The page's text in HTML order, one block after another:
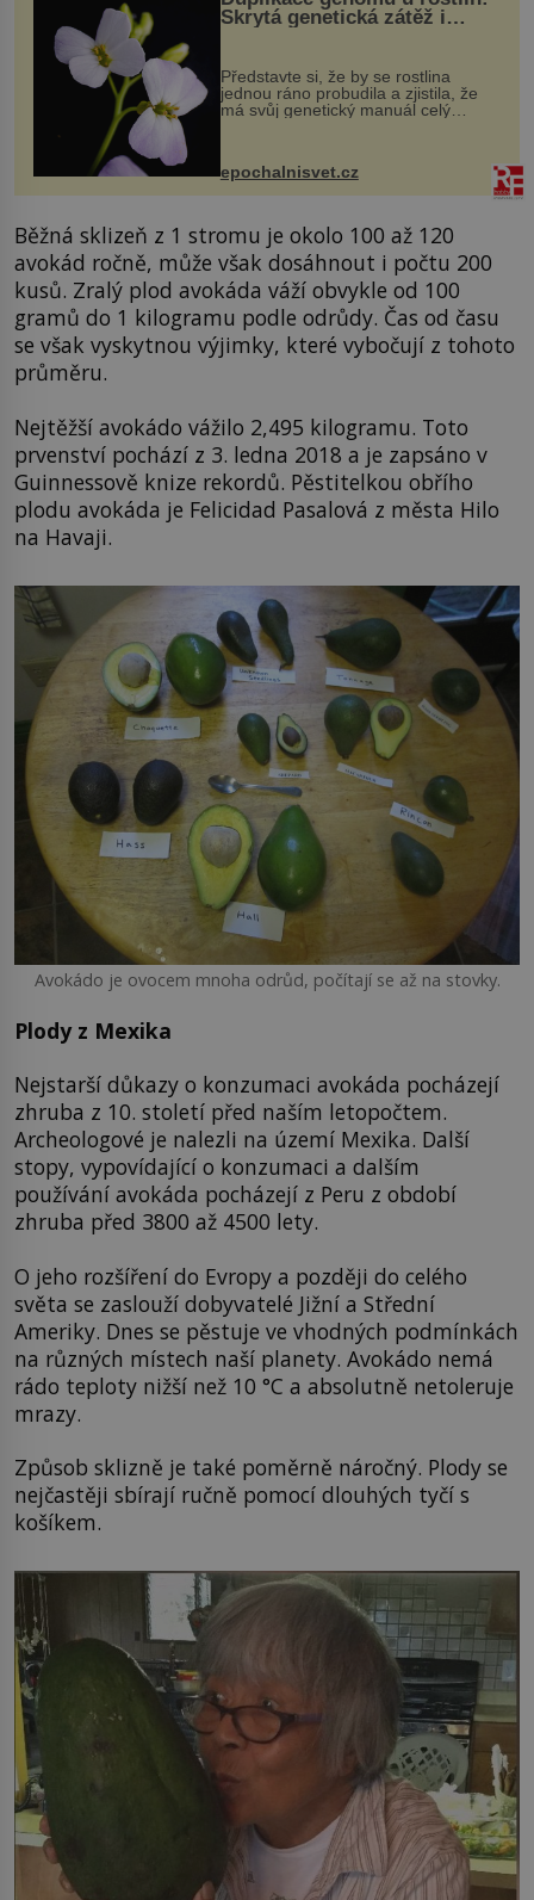
Skrytá genetická zátěž i
Představte si, že by se rostlina
jednou ráno probudila a zjistila, že
má svůj genetický manuál celý
vstupenka...
epochalnisvet.cz
Běžná sklizeň z 1 stromu je okolo 100 až 120
avokád ročně, může však dosáhnout i počtu 200
kusů. Zralý plod avokáda váží obvykle od 100
gramů do 1 kilogramu podle odrůdy. Čas od času
se však vyskytnou výjimky, které vybočují z tohoto
průměru.
Nejtěžší avokádo vážilo 2,495 kilogramu. Toto
prvenství pochází z 3. ledna 2018 a je zapsáno v
Guinnessově knize rekordů. Pěstitelkou obřího
plodu avokáda je Felicidad Pasalová z města Hilo
na Havaji.
Avokádo je ovocem mnoha odrůd, počítají se až na stovky.
Plody z Mexika
Nejstarší důkazy o konzumaci avokáda pocházejí
zhruba z 10. století před naším letopočtem.
Archeologové je nalezli na území Mexika. Další
stopy, vypovídající o konzumaci a dalším
používání avokáda pocházejí z Peru z období
zhruba před 3800 až 4500 lety.
O jeho rozšíření do Evropy a později do celého
světa se zaslouží dobyvatelé Jižní a Střední
Ameriky. Dnes se pěstuje ve vhodných podmínkách
na různých místech naší planety. Avokádo nemá
rádo teploty nižší než 10 °C a absolutně netoleruje
mrazy.
Způsob sklizně je také poměrně náročný. Plody se
nejčastěji sbírají ručně pomocí dlouhých tyčí s
košíkem.